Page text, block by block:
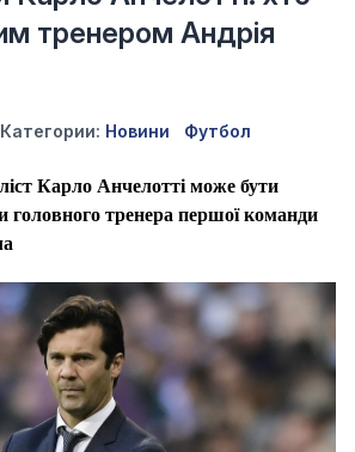
тренером Андрія
Категории: Новини Футбол
Карло Анчелотті може бути
головного тренера першої команди